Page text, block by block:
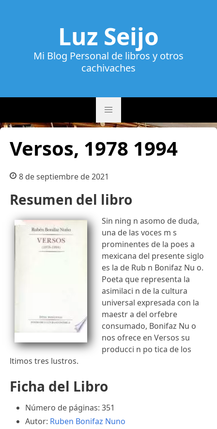
Luz Seijo
Mi Blog Personal de libros y otros
cachivaches
Versos, 1978 1994
8 de septiembre de 2021
Resumen del libro
Sin ning n asomo de duda,
una de las voces m s
prominentes de la poes a
mexicana del presente siglo
es la de Rub n Bonifaz Nu o.
Poeta que representa la
asimilaci n de la cultura
universal expresada con la
maestr a del orfebre
consumado, Bonifaz Nu o
nos ofrece en Versos su
producci n po tica de los
ltimos tres lustros.
Ficha del Libro
Número de páginas: 351
Autor: Ruben Bonifaz Nuno